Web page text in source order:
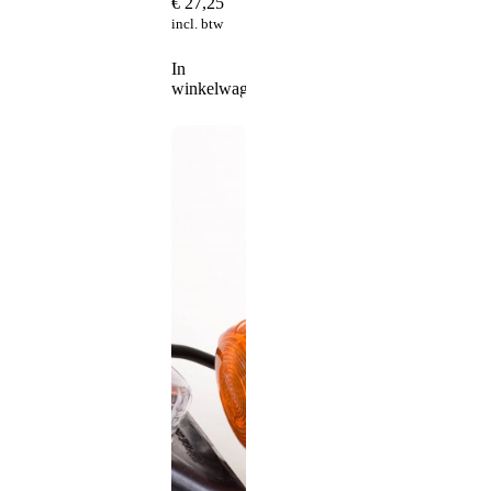
incl. btw
In
winkelwagen